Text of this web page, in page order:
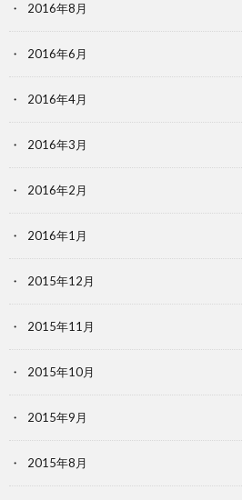
2016年8月
2016年6月
2016年4月
2016年3月
2016年2月
2016年1月
2015年12月
2015年11月
2015年10月
2015年9月
2015年8月